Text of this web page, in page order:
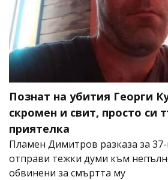
Познат на убития Георги
скромен и свит, просто си
приятелка
Пламен Димитров разказа за
отправи тежки думи към
обвинени за смъртта му